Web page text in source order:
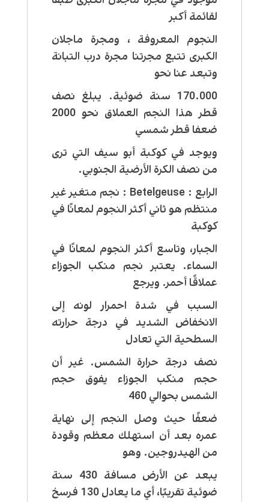
لقائمة أكبر
النجوم المعروفة ، ومجرة ماجلان
الكبرى تتبع مجرتنا مجرة درب التبانة
وتبعد عنا نحو
170.000 سنة ضوئية. يبلغ نصف
قطر هذا النجم العملاق نحو 2000
ضعفا قطر شمسي
ويوجد في كوكبة أبو سيف التي ترى
من نصف الكرة الأرضية الجنوبي.
الرابع : Betelgeuse : نجم متغير غير
منتظم هو ثاني أكثر النجوم لمعانًا في
كوكبة
الجبار، وتاسع أكثر النجوم لمعانًا في
السماء. يعتبر نجم منكب الجوزاء
عملاقًا أحمر. ويرجع
السبب في شدة احمرار لونه إلى
الانخفاض الشديد في درجة حرارته
السطحية التي تعادل
نصف درجة حرارة الشمس. غير أن
حجم منكب الجوزاء يفوق حجم
الشمس بحوالي 460
ضعفًا حيث وصل النجم إلى نهاية
عمره بعد أن استهلك معظم وقودة
من الهيدروجين. وهو
يبعد عن الأرض مسافة 430 سنة
ضوئية تقريبًا، أي ما يعادل 130 فرسخ